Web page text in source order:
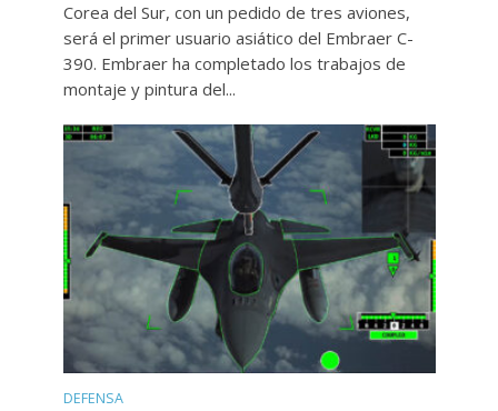
Corea del Sur, con un pedido de tres aviones,
será el primer usuario asiático del Embraer C-
390. Embraer ha completado los trabajos de
montaje y pintura del...
DEFENSA